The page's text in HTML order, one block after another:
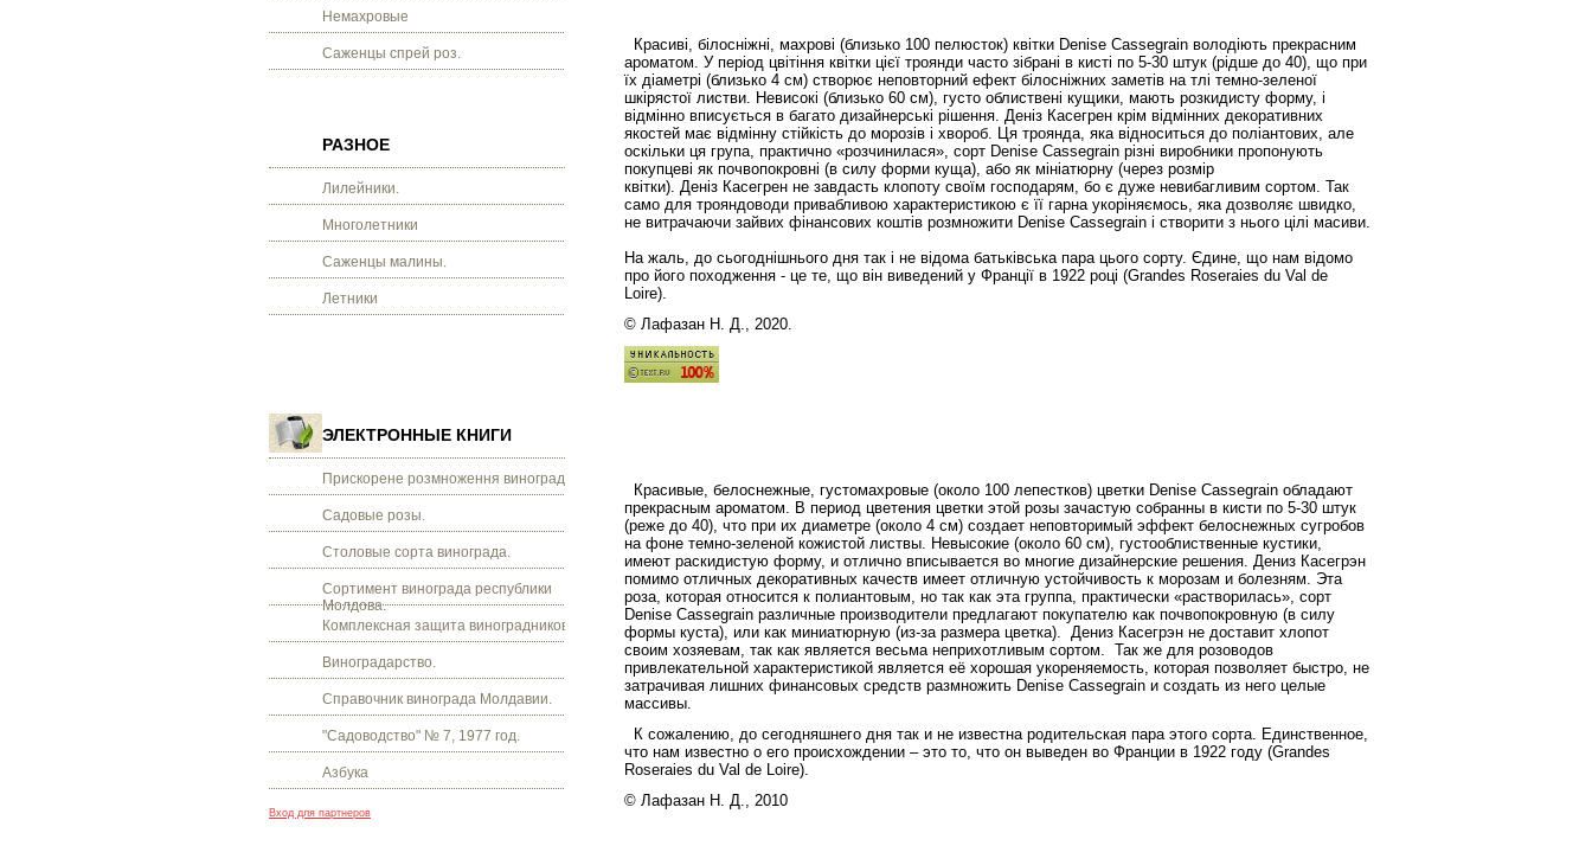
Немахровые
Саженцы спрей роз.
РАЗНОЕ
Лилейники.
Многолетники
Саженцы малины.
Летники
ЭЛЕКТРОННЫЕ КНИГИ
Прискорене розмноження винограду.
Садовые розы.
Столовые сорта винограда.
Сортимент винограда республики
Молдова.
Комплексная защита виноградников.
Виноградарство.
Справочник винограда Молдавии.
"Садоводство" № 7, 1977 год.
Азбука
Вход для партнеров
Красиві, білосніжні, махрові (близько 100 пелюсток) квітки Denise Cassegrain володіють прекрасним
ароматом. У період цвітіння квітки цієї троянди часто зібрані в кисті по 5-30 штук (рідше до 40), що при
їх діаметрі (близько 4 см) створює неповторний ефект білосніжних заметів на тлі темно-зеленої
шкірястої листви. Невисокі (близько 60 см), густо облиствені кущики, мають розкидисту форму, і
відмінно вписується в багато дизайнерські рішення. Деніз Касегрен крім відмінних декоративних
якостей має відмінну стійкість до морозів і хвороб. Ця троянда, яка відноситься до поліантових, але
оскільки ця група, практично «розчинилася», сорт Denise Cassegrain різні виробники пропонують
покупцеві як почвопокровні (в силу форми куща), або як мініатюрну (через розмір
квітки). Деніз Касегрен не завдасть клопоту своїм господарям, бо є дуже невибагливим сортом. Так
само для трояндоводи привабливою характеристикою є її гарна укоріняємось, яка дозволяє швидко,
не витрачаючи зайвих фінансових коштів розмножити Denise Cassegrain і створити з нього цілі масиви.
На жаль, до сьогоднішнього дня так і не відома батьківська пара цього сорту. Єдине, що нам відомо
про його походження - це те, що він виведений у Франції в 1922 році (Grandes Roseraies du Val de
Loire).
© Лафазан Н. Д., 2020.
Красивые, белоснежные, густомахровые (около 100 лепестков) цветки Denise Cassegrain обладают
прекрасным ароматом. В период цветения цветки этой розы зачастую собранны в кисти по 5-30 штук
(реже до 40), что при их диаметре (около 4 см) создает неповторимый эффект белоснежных сугробов
на фоне темно-зеленой кожистой листвы. Невысокие (около 60 см), густооблиственные кустики,
имеют раскидистую форму, и отлично вписывается во многие дизайнерские решения. Дениз Касегрэн
помимо отличных декоративных качеств имеет отличную устойчивость к морозам и болезням. Эта
роза, которая относится к полиантовым, но так как эта группа, практически «растворилась», сорт
Denise Cassegrain различные производители предлагают покупателю как почвопокровную (в силу
формы куста), или как миниатюрную (из-за размера цветка). Дениз Касегрэн не доставит хлопот
своим хозяевам, так как является весьма неприхотливым сортом. Так же для розоводов
привлекательной характеристикой является её хорошая укореняемость, которая позволяет быстро, не
затрачивая лишних финансовых средств размножить Denise Cassegrain и создать из него целые
массивы.
К сожалению, до сегодняшнего дня так и не известна родительская пара этого сорта. Единственное,
что нам известно о его происхождении – это то, что он выведен во Франции в 1922 году (Grandes
Roseraies du Val de Loire).
© Лафазан Н. Д., 2010